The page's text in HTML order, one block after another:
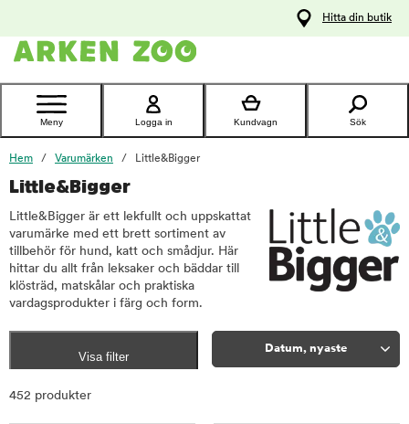
Kontakta
Hitta din butik
Meny Logga in Kundvagn Sök
Hem Varumärken Little&Bigger
Little&Bigger
Little&Bigger är ett lekfullt och uppskattat
varumärke med ett brett sortiment av
tillbehör för hund, katt och smådjur. Här
hittar du allt från leksaker och bäddar till
klösträd, matskålar och praktiska
vardagsprodukter i färg och form.
Visa filter
Datum, nyaste
452 produkter